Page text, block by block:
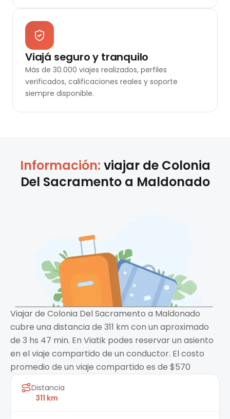
Viajá seguro y tranquilo
Más de 30.000 viajes realizados, perfiles
verificados, calificaciones reales y soporte
siempre disponible.
Información: viajar de Colonia
Del Sacramentoa Maldonado
Viajar de Colonia Del Sacramento a Maldonado
cubre una distancia de 311 km con un aproximado
de 3 hs 47 min. En Viatik podes reservar un asiento
en el viaje compartido de un conductor. El costo
promedio de un viaje compartido es de $570
Distancia
311 km